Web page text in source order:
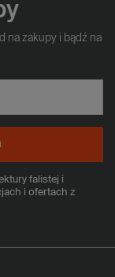
na zakupy i bądź na
falistej i
i ofertach z